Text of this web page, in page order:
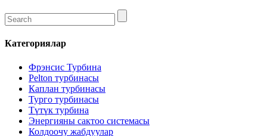
Категориялар
Фрэнсис Турбина
Pelton турбинасы
Каплан турбинасы
Турго турбинасы
Түтүк турбина
Энергияны сактоо системасы
Колдоочу жабдуулар